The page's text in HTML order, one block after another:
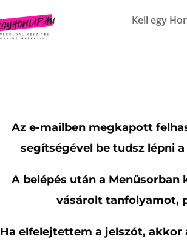
Kell egy
Az e-mailben megkapott
segítségével be tudsz lépni
A belépés után a Menüsorban
vásárolt tanfolyamot,
Ha elfelejtettem a jelszót, akkor